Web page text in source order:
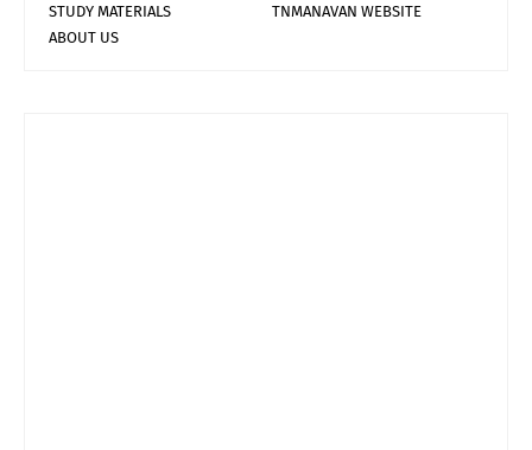
STUDY MATERIALS
TNMANAVAN WEBSITE
ABOUT US